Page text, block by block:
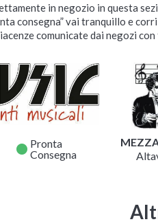
in negozio in questa
consegna” vai tranquillo e
comunicate dai negozi
fiber_manual_record Pronta
Consegna